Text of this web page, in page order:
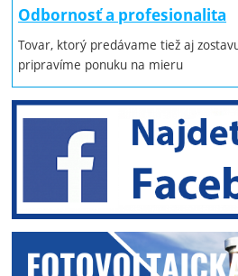
Odbornosť a profesionalita
Tovar, ktorý predávame tiež aj
pripravíme ponuku na mieru